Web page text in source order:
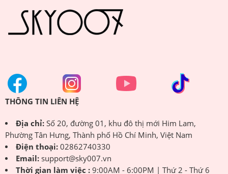
THÔNG TIN LIÊN HỆ
Địa chỉ:Số 20, đường 01, khu đô thị mới Him Lam,
Phường Tân Hưng, Thành phố Hồ Chí Minh, Việt Nam
Điện thoại:02862740330
Email:support@sky007.vn
Thời gian làm việc :9:00AM - 6:00PM | Thứ 2 - Thứ 6